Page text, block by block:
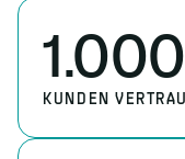
KUNDEN